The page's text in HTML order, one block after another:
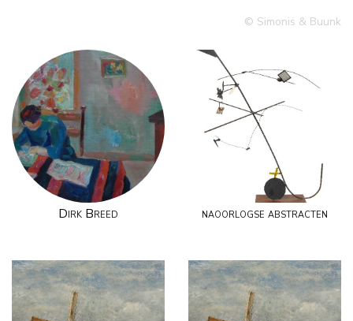
© Simonis & Buunk
Dirk Breed naoorlogse abstracten